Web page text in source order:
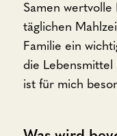
Samen
täglichen
Familie ein
die Lebensmittel
ist für mich